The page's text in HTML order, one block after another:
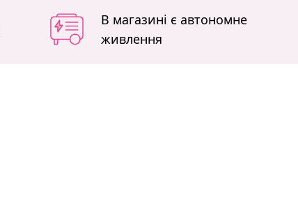
В магазині є автономне
живлення